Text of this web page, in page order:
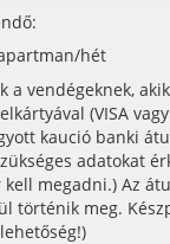
hét
a vendégeknek,
(VISA
kaució banki
adatokat
megadni.) Az
történik meg.